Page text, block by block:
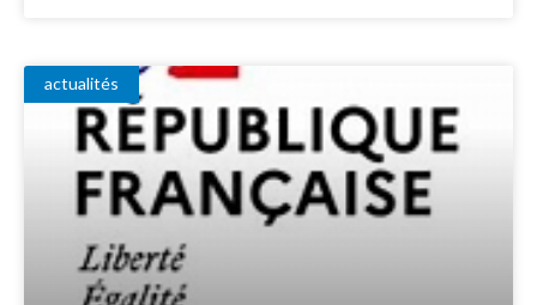
actualités